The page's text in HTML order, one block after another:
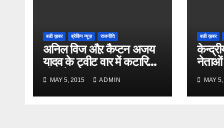
बडी ख़बर ब्रेकिंग न्यूज़ राजनीति
अनिल विज औऱ कैप्टन अजय
यादव के ट्वीट वार में कटारिया
भी कूदे
MAY 5, 2015 ADMIN
बडी ख़बर
नेताओं
MAY